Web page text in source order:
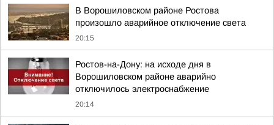
В Ворошиловском районе Ростова
произошло аварийное отключение света
20:15
Ростов-на-Дону: на исходе дня в
Ворошиловском районе аварийно
отключилось электроснабжение
20:14